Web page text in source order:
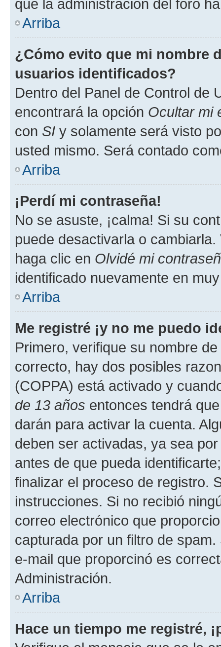
que la administración del foro
Arriba
¿Cómo evito que mi nombre
usuarios identificados?
Dentro del Panel de Control de
encontrará la opción Ocultar mi
con SI y solamente será visto
usted mismo. Será contado
Arriba
¡Perdí mi contraseña!
No se asuste, ¡calma! Si su
puede desactivarla o
haga clic en Olvidé mi
identificado nuevamente en
Arriba
Me registré ¡y no me puedo
Primero, verifique su nombre
correcto, hay dos posibles
(COPPA) está activado y
de 13 años entonces tendrá
darán para activar la cuenta.
deben ser activadas, ya sea
antes de que pueda
finalizar el proceso de registro.
instrucciones. Si no recibió
correo electrónico que
capturada por un filtro de
e-mail que proporcinó es
Administración.
Arriba
Hace un tiempo me registré,